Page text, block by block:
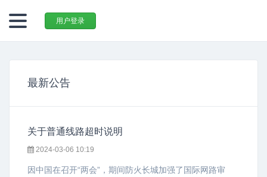
用户登录
最新公告
关于普通线路超时说明
2024-03-06 10:19
因中国在召开“两会”，期间防火长城加强了国际网路审